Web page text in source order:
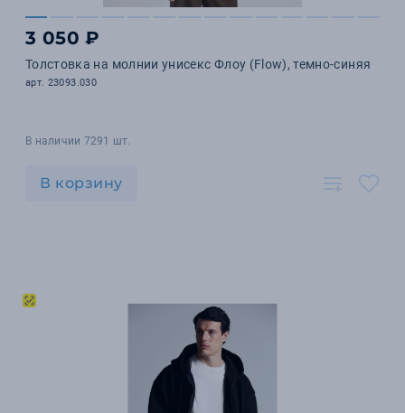
3 050 ₽
Толстовка на молнии унисекс Флоу (Flow), темно-синяя
арт. 23093.030
В наличии 7291 шт.
В корзину